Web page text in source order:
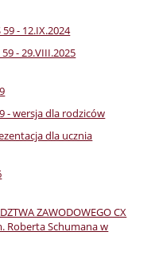
- 12.IX.2024
- 29.VIII.2025
- wersja dla rodziców
dla ucznia
ZAWODOWEGO CX
Roberta Schumana w